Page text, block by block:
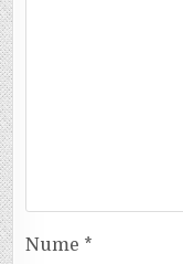
Nume *